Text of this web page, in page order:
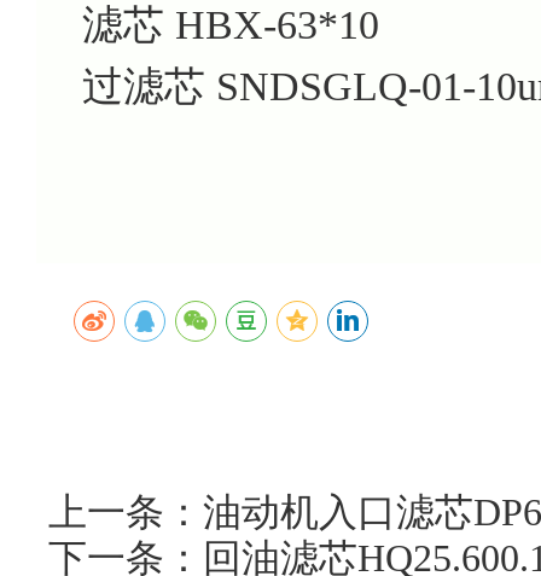
滤芯 HBX-63*10
过滤芯 SNDSGLQ-01-
上一条：油动机入口滤芯
下一条：回油滤芯